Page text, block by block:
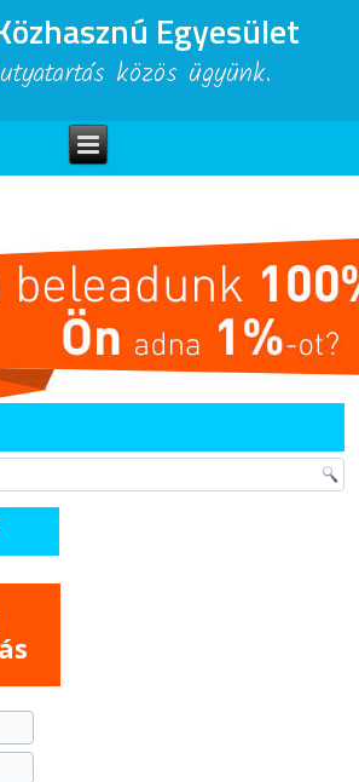
Egyesület
közös ügyünk.